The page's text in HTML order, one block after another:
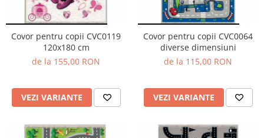
Cuverturi bumbac
Cuverturi catifea
Huse de protecție
Huse de protectie pat finet
Prosoape
Prosoape de baie
Electrocasnice
Covor pentru copii CVC0119
120x180 cm
de la 155,00 RON
VEZI VARIANTE
Covor pentru copii CVC0064
diverse dimensiuni
de la 115,00 RON
VEZI VARIANTE